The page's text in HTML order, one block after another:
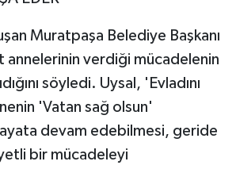
Muratpaşa Belediye Başkanı
annelerinin verdiği mücadelenin
söyledi. Uysal, 'Evladını
'Vatan sağ olsun'
devam edebilmesi, geride
bir mücadeleyi